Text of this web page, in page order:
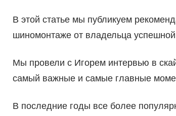
В этой статье мы публикуем
шиномонтаже от владельца
Мы провели с Игорем интервью в
самый важные и самые главные
В последние годы все более